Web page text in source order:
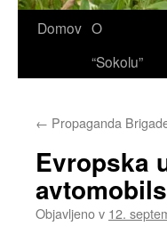
Domov O
“Sokolu”
← Propaganda
Evropska
Objavljeno v 12.